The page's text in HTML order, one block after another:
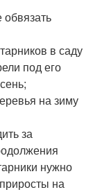
обвязать
в саду
под его
на зиму
за
нужно
на